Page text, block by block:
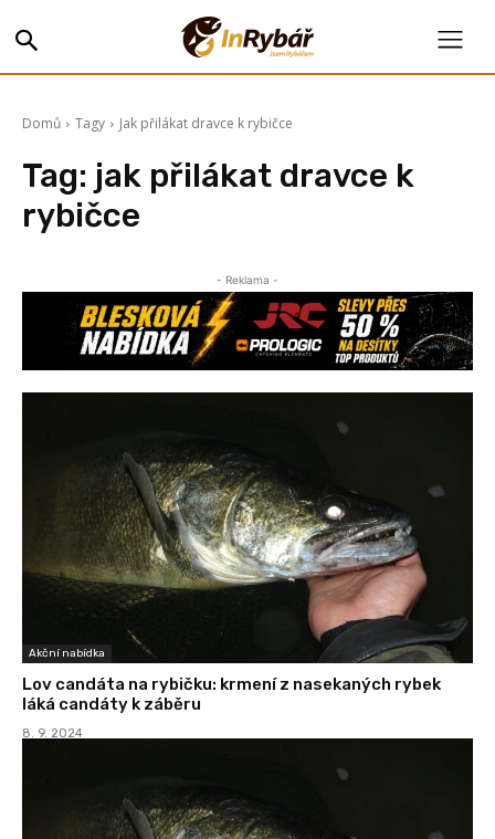
Domů Tagy Jak přilákat dravce k rybičce
Tag: jak přilákat dravce k
rybičce
- Reklama -
Akční nabídka
Lov candáta na rybičku: krmení z nasekaných rybek
láká candáty k záběru
8. 9. 2024